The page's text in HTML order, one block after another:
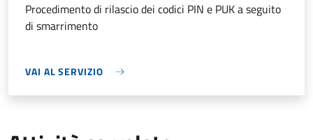
Procedimento di rilascio dei codici PIN e PUK a seguito
di smarrimento
VAI AL SERVIZIO